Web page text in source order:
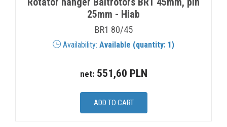
25mm - Hiab
BR1 80/45
Availability: Available (quantity: 1)
net:551,60 PLN